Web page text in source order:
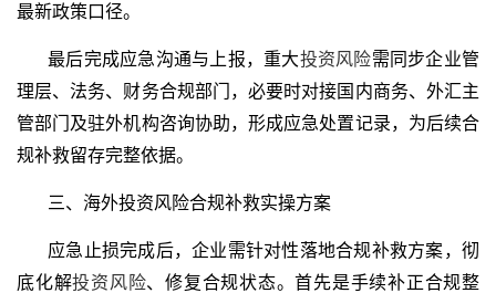
最新政策口径。
最后完成应急沟通与上报，重大投资风险需同步企业管
理层、法务、财务合规部门，必要时对接国内商务、外汇主
管部门及驻外机构咨询协助，形成应急处置记录，为后续合
规补救留存完整依据。
三、海外投资风险合规补救实操方案
应急止损完成后，企业需针对性落地合规补救方案，彻
底化解投资风险、 修复合规状态。首先是手续补正合规整